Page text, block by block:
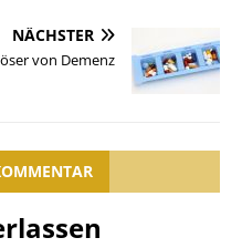
NÄCHSTER
von Demenz